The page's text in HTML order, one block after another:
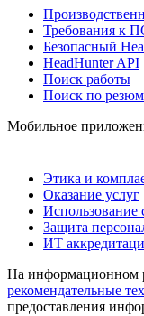
Требования к
Безопасный
HeadHunter API
Поиск работы
Поиск по
Мобильное
Этика и
Оказание услуг
Использование
Защита
ИТ
На информационном
рекомендательные
предоставления